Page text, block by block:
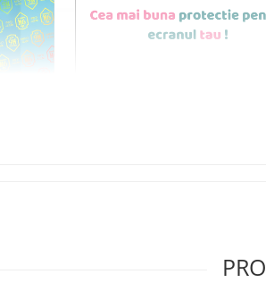
in producerea foliilor